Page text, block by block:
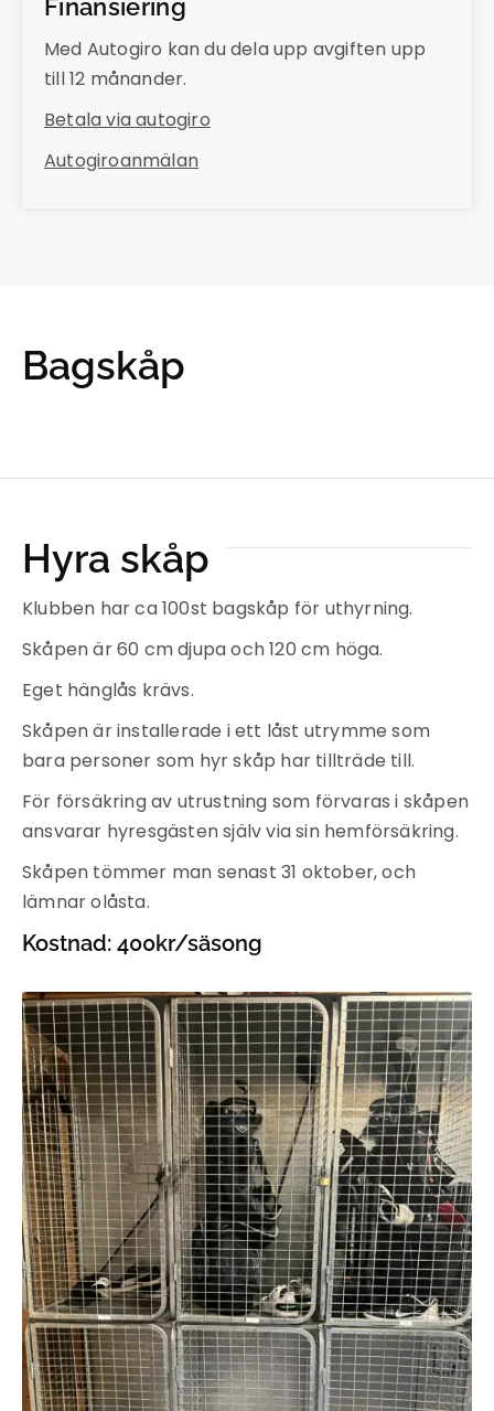
Finansiering
Med Autogiro kan du dela upp avgiften upp
till 12 månander.
Betala via autogiro
Autogiroanmälan
Bagskåp
Hyra skåp
Klubben har ca 100st bagskåp för uthyrning.
Skåpen är 60 cm djupa och 120 cm höga.
Eget hänglås krävs.
Skåpen är installerade i ett låst utrymme som
bara personer som hyr skåp har tillträde till.
För försäkring av utrustning som förvaras i skåpen
ansvarar hyresgästen själv via sin hemförsäkring.
Skåpen tömmer man senast 31 oktober, och
lämnar olåsta.
Kostnad: 400kr/säsong